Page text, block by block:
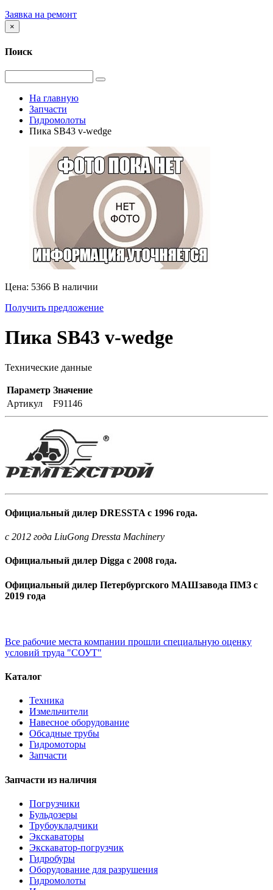
Заявка на ремонт
×
Поиск
На главную
Запчасти
Гидромолоты
Пика SB43 v-wedge
Цена: 5366 В наличии
Получить предложение
Пика SB43 v-wedge
Технические данные
Параметр Значение
Артикул
F91146
Официальный дилер DRESSTA с 1996 года.
c 2012 года LiuGong Dressta Machinery
Официальный дилер Digga с 2008 года.
Официальный дилер Петербургского МАШзавода ПМЗ с
2019 года
Все рабочие места компании прошли специальную оценку
условий труда "СОУТ"
Каталог
Техника
Измельчители
Навесное оборудование
Обсадные трубы
Гидромоторы
Запчасти
Запчасти из наличия
Погрузчики
Бульдозеры
Трубоукладчики
Экскаваторы
Экскаватор-погрузчик
Гидробуры
Оборудование для разрушения
Гидромолоты